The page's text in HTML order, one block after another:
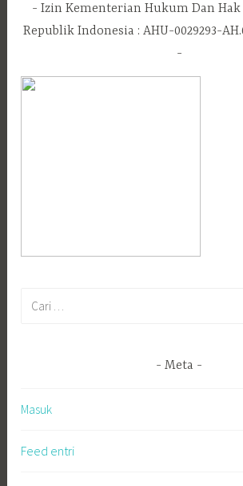
Izin Kementerian Hukum Dan Hak
Republik Indonesia : AHU-0029293-
Meta
Masuk
Feed entri